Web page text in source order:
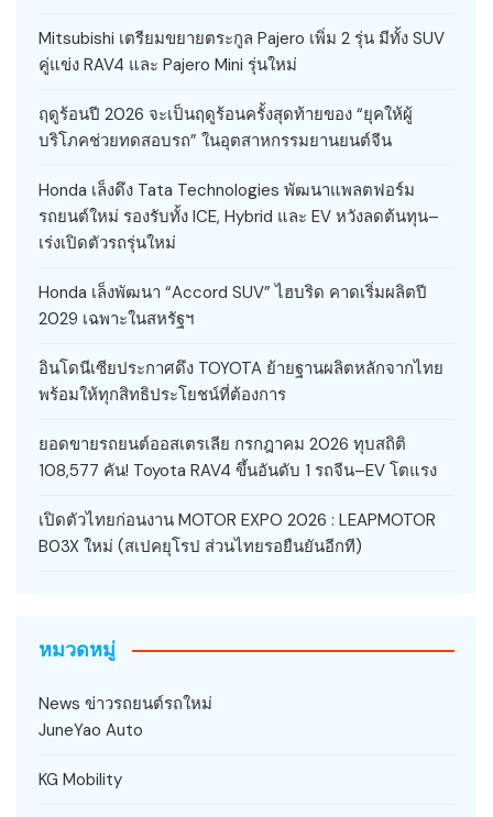
Mitsubishi เตรียมขยายตระกูล Pajero เพิ่ม 2 รุ่น มีทั้ง SUV
คู่แข่ง RAV4 และ Pajero Mini รุ่นใหม่
ฤดูร้อนปี 2026 จะเป็นฤดูร้อนครั้งสุดท้ายของ “ยุคให้ผู้
บริโภคช่วยทดสอบรถ” ในอุตสาหกรรมยานยนต์จีน
Honda เล็งดึง Tata Technologies พัฒนาแพลตฟอร์ม
รถยนต์ใหม่ รองรับทั้ง ICE, Hybrid และ EV หวังลดต้นทุน–
เร่งเปิดตัวรถรุ่นใหม่
Honda เล็งพัฒนา “Accord SUV” ไฮบริด คาดเริ่มผลิตปี
2029 เฉพาะในสหรัฐฯ
อินโดนีเซียประกาศดึง TOYOTA ย้ายฐานผลิตหลักจากไทย
พร้อมให้ทุกสิทธิประโยชน์ที่ต้องการ
ยอดขายรถยนต์ออสเตรเลีย กรกฎาคม 2026 ทุบสถิติ
108,577 คัน! Toyota RAV4 ขึ้นอันดับ 1 รถจีน–EV โตแรง
เปิดตัวไทยก่อนงาน MOTOR EXPO 2026 : LEAPMOTOR
B03X ใหม่ (สเปคยุโรป ส่วนไทยรอยืนยันอีกที)
หมวดหมู่
News ข่าวรถยนต์รถใหม่
JuneYao Auto
KG Mobility